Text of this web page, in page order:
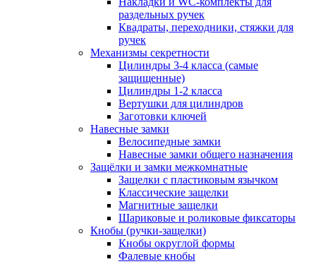
раздельных ручек
Квадраты, переходники, стяжки для
ручек
Механизмы секретности
Цилиндры 3-4 класса (самые
защищенные)
Цилиндры 1-2 класса
Вертушки для цилиндров
Заготовки ключей
Навесные замки
Велосипедные замки
Навесные замки общего назначения
Защёлки и замки межкомнатные
Защелки с пластиковым язычком
Классические защелки
Магнитные защелки
Шариковые и роликовые фиксаторы
Кнобы (ручки-защелки)
Кнобы округлой формы
Фалевые кнобы